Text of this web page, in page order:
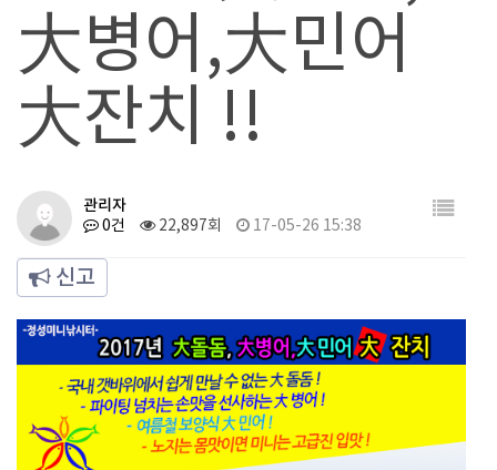
大병어,大민어
大잔치 !!
관리자
0건 22,897회 17-05-26 15:38
신고